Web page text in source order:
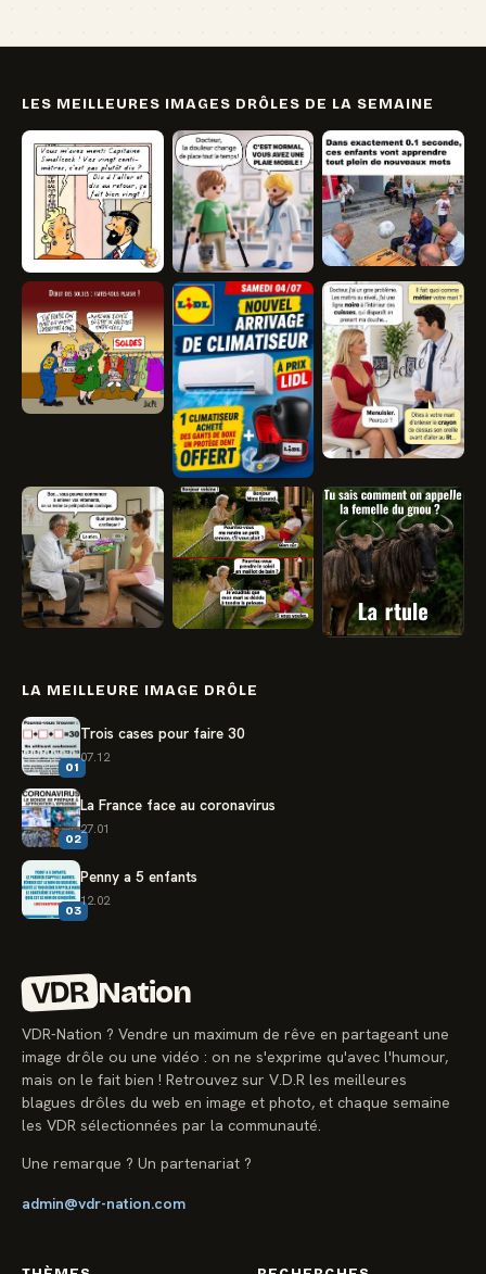
LES MEILLEURES IMAGES DRÔLES DE LA SEMAINE
LA MEILLEURE IMAGE DRÔLE
01
Trois cases pour faire 30
07.12
02
La France face au coronavirus
27.01
03
Penny a 5 enfants
12.02
VDR Nation
VDR-Nation ? Vendre un maximum de rêve en partageant une
image drôle ou une vidéo : on ne s'exprime qu'avec l'humour,
mais on le fait bien ! Retrouvez sur V.D.R les meilleures
blagues drôles du web en image et photo, et chaque semaine
les VDR sélectionnées par la communauté.
Une remarque ? Un partenariat ?
admin@vdr-nation.com